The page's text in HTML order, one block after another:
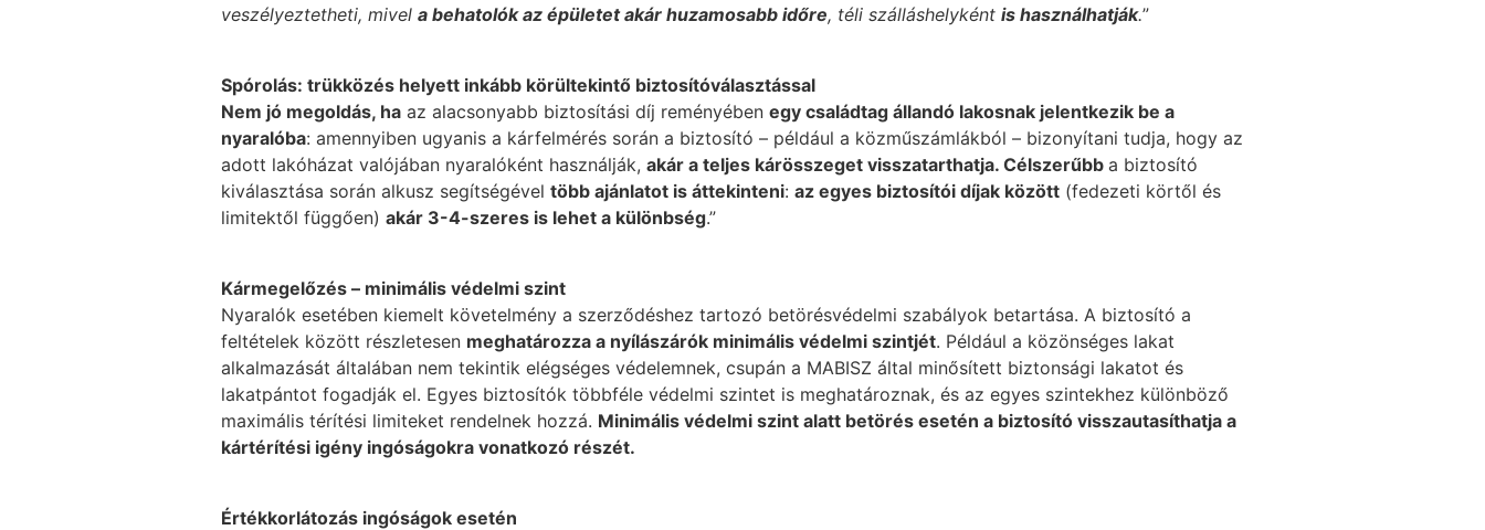
veszélyeztetheti, mivel a behatolók az épületet akár huzamosabb időre, téli szálláshelyként is használhatják.”
Spórolás: trükközés helyett inkább körültekintő biztosítóválasztással
Nem jó megoldás, ha az alacsonyabb biztosítási díj reményében egy családtag állandó lakosnak jelentkezik be a
nyaralóba: amennyiben ugyanis a kárfelmérés során a biztosító – például a közműszámlákból – bizonyítani tudja, hogy az
adott lakóházat valójában nyaralóként használják, akár a teljes kárösszeget visszatarthatja. Célszerűbb a biztosító
kiválasztása során alkusz segítségével több ajánlatot is áttekinteni: az egyes biztosítói díjak között (fedezeti körtől és
limitektől függően) akár 3-4-szeres is lehet a különbség.”
Kármegelőzés – minimális védelmi szint
Nyaralók esetében kiemelt követelmény a szerződéshez tartozó betörésvédelmi szabályok betartása. A biztosító a
feltételek között részletesen meghatározza a nyílászárók minimális védelmi szintjét. Például a közönséges lakat
alkalmazását általában nem tekintik elégséges védelemnek, csupán a MABISZ által minősített biztonsági lakatot és
lakatpántot fogadják el. Egyes biztosítók többféle védelmi szintet is meghatároznak, és az egyes szintekhez különböző
maximális térítési limiteket rendelnek hozzá. Minimális védelmi szint alatt betörés esetén a biztosító visszautasíthatja a
kártérítési igény ingóságokra vonatkozó részét.
Értékkorlátozás ingóságok esetén